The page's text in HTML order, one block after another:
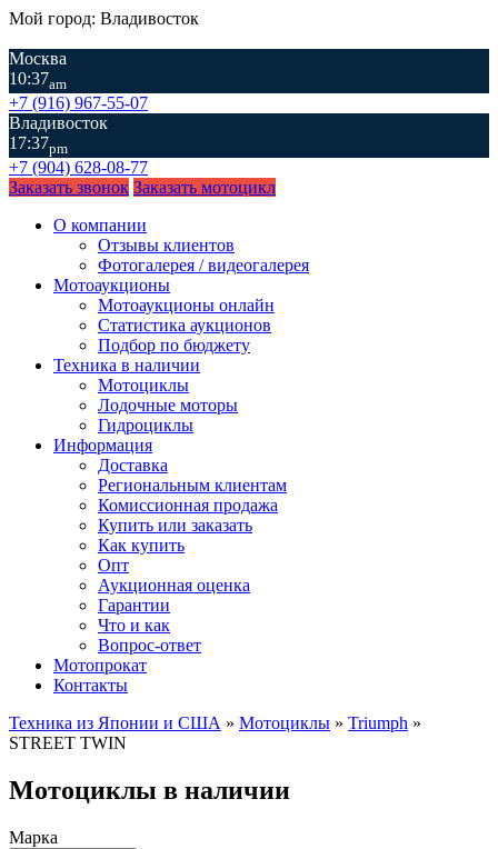
Мой город: Владивосток
Москва
10:37am
+7 (916) 967-55-07
Владивосток
17:37pm
+7 (904) 628-08-77
Заказать звонок Заказать мотоцикл
О компании
Отзывы клиентов
Фотогалерея / видеогалерея
Мотоаукционы
Мотоаукционы онлайн
Статистика аукционов
Подбор по бюджету
Техника в наличии
Мотоциклы
Лодочные моторы
Гидроциклы
Информация
Доставка
Региональным клиентам
Комиссионная продажа
Купить или заказать
Как купить
Опт
Аукционная оценка
Гарантии
Что и как
Вопрос-ответ
Мотопрокат
Контакты
Техника из Японии и США » Мотоциклы » Triumph »
STREET TWIN
Мотоциклы в наличии
Марка